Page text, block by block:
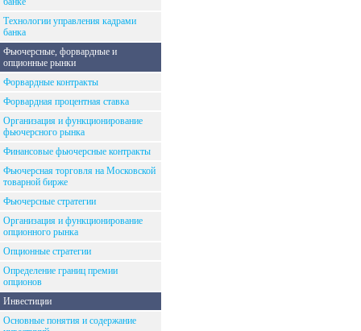
Технологии управления кадрами
банка
Фьючерсные, форвардные и
опционные рынки
Форвардные контракты
Форвардная процентная ставка
Организация и функционирование
фьючерсного рынка
Финансовые фьючерсные контракты
Фьючерсная торговля на Московской
товарной бирже
Фьючерсные стратегии
Организация и функционирование
опционного рынка
Опционные стратегии
Определение границ премии
опционов
Инвестиции
Основные понятия и содержание